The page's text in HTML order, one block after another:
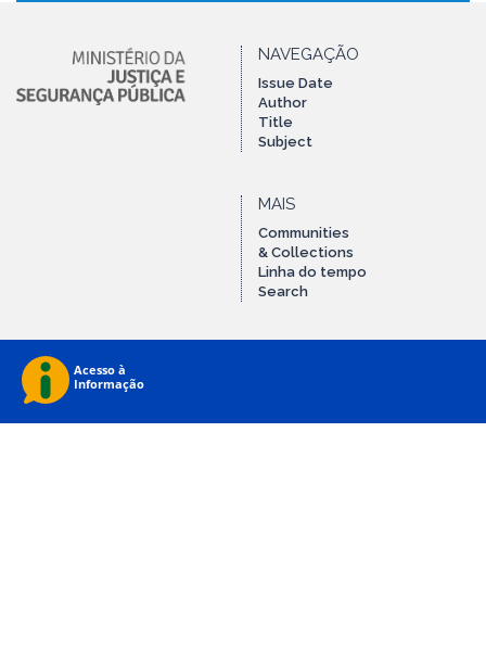
NAVEGAÇÃO
Issue Date
Author
Title
Subject
MAIS
Communities
& Collections
Linha do tempo
Search